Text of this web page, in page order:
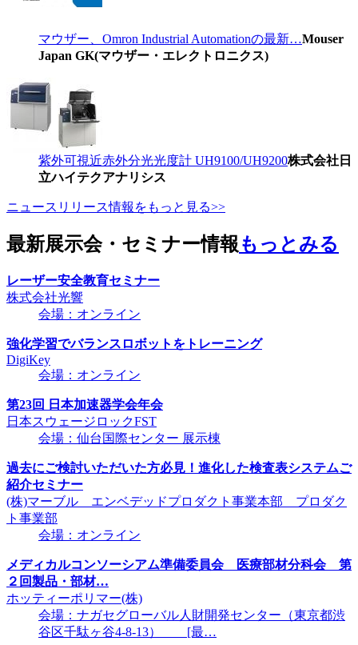
マウザー、Omron Industrial Automationの最新…Mouser
Japan GK(マウザー・エレクトロニクス)
紫外可視近赤外分光光度計 UH9100/UH9200株式会社日
立ハイテクアナリシス
ニュースリリース情報をもっと見る>>
最新展示会・セミナー情報もっとみる
レーザー安全教育セミナー
株式会社光響
会場：オンライン
強化学習でバランスロボットをトレーニング
DigiKey
会場：オンライン
第23回 日本加速器学会年会
日本スウェージロックFST
会場：仙台国際センター 展示棟
過去にご検討いただいた方必見！進化した検査表システムご
紹介セミナー
(株)マーブル エンベデッドプロダクト事業本部 プロダク
ト事業部
会場：オンライン
メディカルコンソーシアム準備委員会 医療部材分科会 第
２回製品・部材…
ホッティーポリマー(株)
会場：ナガセグローバル人財開発センター（東京都渋
谷区千駄ヶ谷4-8-13） [最…